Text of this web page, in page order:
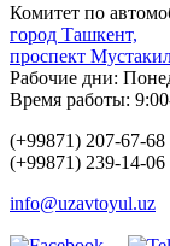
Комитет по
город Ташкент,
проспект
Рабочие дни:
Время работы:
(+99871) 207-67-68
(+99871) 239-14-06
info@uzavtoyul.uz